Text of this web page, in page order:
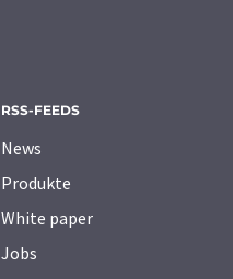
RSS-FEEDS
News
Produkte
White paper
Jobs